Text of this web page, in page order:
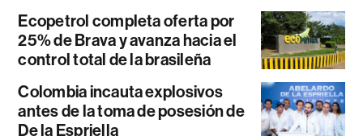
Ecopetrol completa oferta por
25% de Brava y avanza hacia el
control total de la brasileña
Colombia incauta explosivos
antes de la toma de posesión de
De la Espriella